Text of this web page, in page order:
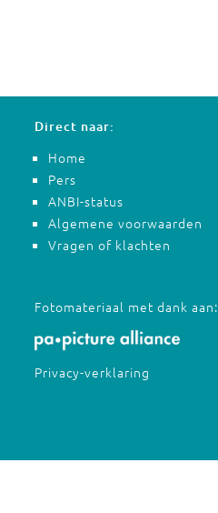
Direct naar:
Home
Pers
ANBI-status
Algemene voorwaarden
Vragen of klachten
Fotomateriaal met dank aan:
Privacy-verklaring